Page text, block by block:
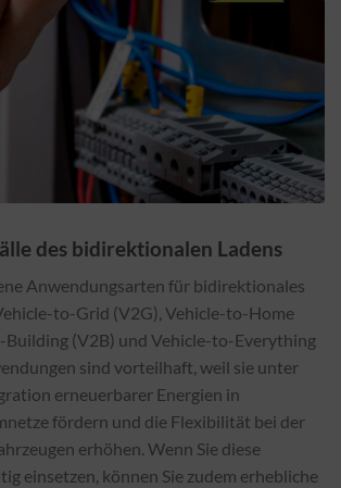
des bidirektionalen Ladens
Anwendungsarten für bidirektionales
to-Grid (V2G), Vehicle-to-Home
Building (V2B) und Vehicle-to-Everything
sind vorteilhaft, weil sie unter
erneuerbarer Energien in
fördern und die Flexibilität bei der
erhöhen. Wenn Sie diese
einsetzen, können Sie zudem erhebliche